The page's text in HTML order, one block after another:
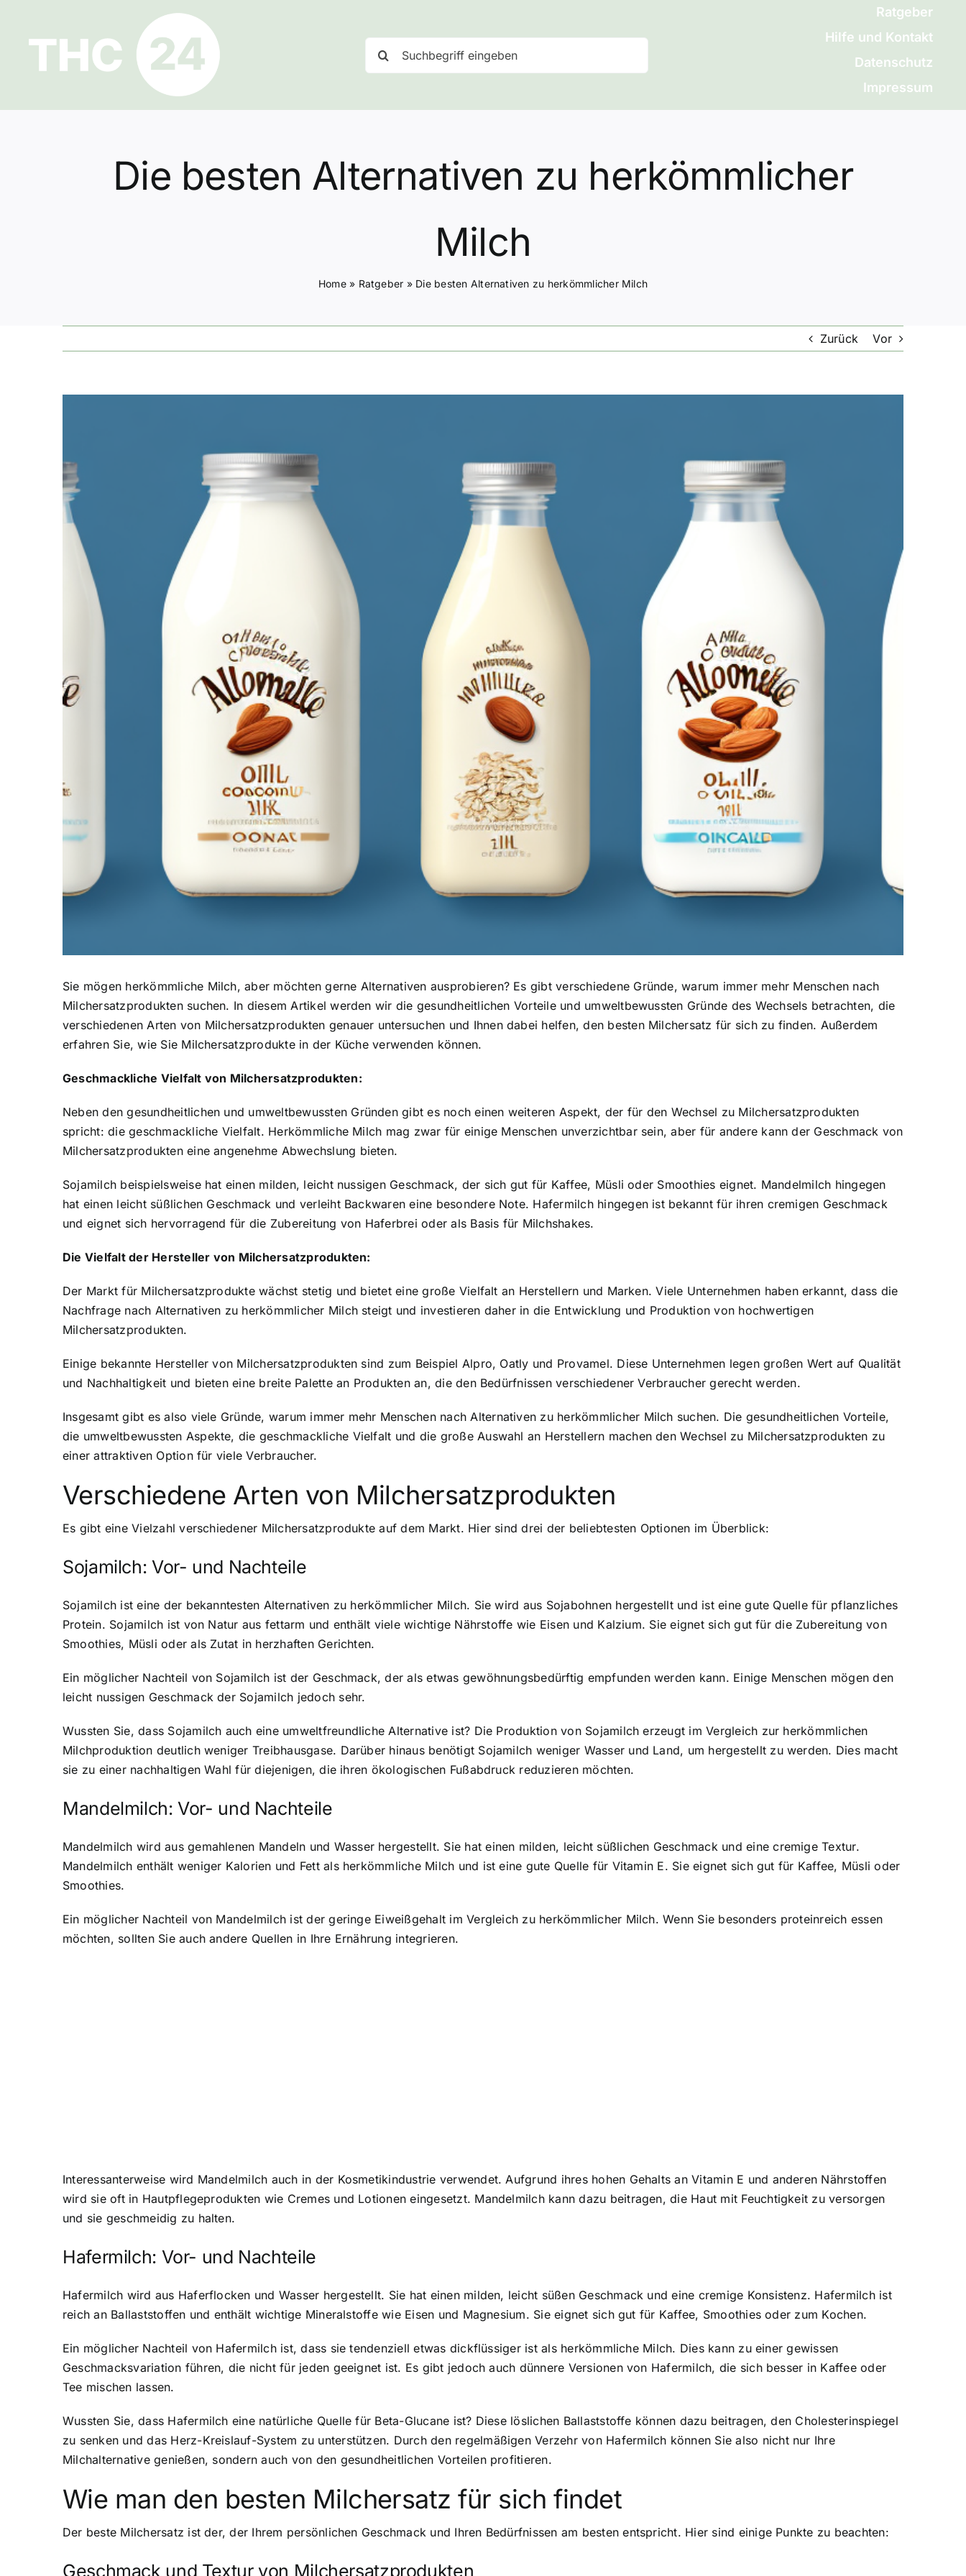
springen
nach:
Ratgeber
Hilfe und Kontakt
Datenschutz
Impressum
Die besten Alternativen zu herkömmlicher
Milch
Home» Ratgeber » Die besten Alternativen zu herkömmlicher Milch
Zurück Vor
Sie mögen herkömmliche Milch, aber möchten gerne Alternativen ausprobieren? Es gibt verschiedene Gründe, warum immer mehr Menschen nach
Milchersatzprodukten suchen. In diesem Artikel werden wir die gesundheitlichen Vorteile und umweltbewussten Gründe des Wechsels betrachten, die
verschiedenen Arten von Milchersatzprodukten genauer untersuchen und Ihnen dabei helfen, den besten Milchersatz für sich zu finden. Außerdem
erfahren Sie, wie Sie Milchersatzprodukte in der Küche verwenden können.
Geschmackliche Vielfalt von Milchersatzprodukten:
Neben den gesundheitlichen und umweltbewussten Gründen gibt es noch einen weiteren Aspekt, der für den Wechsel zu Milchersatzprodukten
spricht: die geschmackliche Vielfalt. Herkömmliche Milch mag zwar für einige Menschen unverzichtbar sein, aber für andere kann der Geschmack von
Milchersatzprodukten eine angenehme Abwechslung bieten.
Sojamilch beispielsweise hat einen milden, leicht nussigen Geschmack, der sich gut für Kaffee, Müsli oder Smoothies eignet. Mandelmilch hingegen
hat einen leicht süßlichen Geschmack und verleiht Backwaren eine besondere Note. Hafermilch hingegen ist bekannt für ihren cremigen Geschmack
und eignet sich hervorragend für die Zubereitung von Haferbrei oder als Basis für Milchshakes.
Die Vielfalt der Hersteller von Milchersatzprodukten:
Der Markt für Milchersatzprodukte wächst stetig und bietet eine große Vielfalt an Herstellern und Marken. Viele Unternehmen haben erkannt, dass die
Nachfrage nach Alternativen zu herkömmlicher Milch steigt und investieren daher in die Entwicklung und Produktion von hochwertigen
Milchersatzprodukten.
Einige bekannte Hersteller von Milchersatzprodukten sind zum Beispiel Alpro, Oatly und Provamel. Diese Unternehmen legen großen Wert auf Qualität
und Nachhaltigkeit und bieten eine breite Palette an Produkten an, die den Bedürfnissen verschiedener Verbraucher gerecht werden.
Insgesamt gibt es also viele Gründe, warum immer mehr Menschen nach Alternativen zu herkömmlicher Milch suchen. Die gesundheitlichen Vorteile,
die umweltbewussten Aspekte, die geschmackliche Vielfalt und die große Auswahl an Herstellern machen den Wechsel zu Milchersatzprodukten zu
einer attraktiven Option für viele Verbraucher.
Verschiedene Arten von Milchersatzprodukten
Es gibt eine Vielzahl verschiedener Milchersatzprodukte auf dem Markt. Hier sind drei der beliebtesten Optionen im Überblick:
Sojamilch: Vor- und Nachteile
Sojamilch ist eine der bekanntesten Alternativen zu herkömmlicher Milch. Sie wird aus Sojabohnen hergestellt und ist eine gute Quelle für pflanzliches
Protein. Sojamilch ist von Natur aus fettarm und enthält viele wichtige Nährstoffe wie Eisen und Kalzium. Sie eignet sich gut für die Zubereitung von
Smoothies, Müsli oder als Zutat in herzhaften Gerichten.
Ein möglicher Nachteil von Sojamilch ist der Geschmack, der als etwas gewöhnungsbedürftig empfunden werden kann. Einige Menschen mögen den
leicht nussigen Geschmack der Sojamilch jedoch sehr.
Wussten Sie, dass Sojamilch auch eine umweltfreundliche Alternative ist? Die Produktion von Sojamilch erzeugt im Vergleich zur herkömmlichen
Milchproduktion deutlich weniger Treibhausgase. Darüber hinaus benötigt Sojamilch weniger Wasser und Land, um hergestellt zu werden. Dies macht
sie zu einer nachhaltigen Wahl für diejenigen, die ihren ökologischen Fußabdruck reduzieren möchten.
Mandelmilch: Vor- und Nachteile
Mandelmilch wird aus gemahlenen Mandeln und Wasser hergestellt. Sie hat einen milden, leicht süßlichen Geschmack und eine cremige Textur.
Mandelmilch enthält weniger Kalorien und Fett als herkömmliche Milch und ist eine gute Quelle für Vitamin E. Sie eignet sich gut für Kaffee, Müsli oder
Smoothies.
Ein möglicher Nachteil von Mandelmilch ist der geringe Eiweißgehalt im Vergleich zu herkömmlicher Milch. Wenn Sie besonders proteinreich essen
möchten, sollten Sie auch andere Quellen in Ihre Ernährung integrieren.
Interessanterweise wird Mandelmilch auch in der Kosmetikindustrie verwendet. Aufgrund ihres hohen Gehalts an Vitamin E und anderen Nährstoffen
wird sie oft in Hautpflegeprodukten wie Cremes und Lotionen eingesetzt. Mandelmilch kann dazu beitragen, die Haut mit Feuchtigkeit zu versorgen
und sie geschmeidig zu halten.
Hafermilch: Vor- und Nachteile
Hafermilch wird aus Haferflocken und Wasser hergestellt. Sie hat einen milden, leicht süßen Geschmack und eine cremige Konsistenz. Hafermilch ist
reich an Ballaststoffen und enthält wichtige Mineralstoffe wie Eisen und Magnesium. Sie eignet sich gut für Kaffee, Smoothies oder zum Kochen.
Ein möglicher Nachteil von Hafermilch ist, dass sie tendenziell etwas dickflüssiger ist als herkömmliche Milch. Dies kann zu einer gewissen
Geschmacksvariation führen, die nicht für jeden geeignet ist. Es gibt jedoch auch dünnere Versionen von Hafermilch, die sich besser in Kaffee oder
Tee mischen lassen.
Wussten Sie, dass Hafermilch eine natürliche Quelle für Beta-Glucane ist? Diese löslichen Ballaststoffe können dazu beitragen, den Cholesterinspiegel
zu senken und das Herz-Kreislauf-System zu unterstützen. Durch den regelmäßigen Verzehr von Hafermilch können Sie also nicht nur Ihre
Milchalternative genießen, sondern auch von den gesundheitlichen Vorteilen profitieren.
Wie man den besten Milchersatz für sich findet
Der beste Milchersatz ist der, der Ihrem persönlichen Geschmack und Ihren Bedürfnissen am besten entspricht. Hier sind einige Punkte zu beachten:
Geschmack und Textur von Milchersatzprodukten